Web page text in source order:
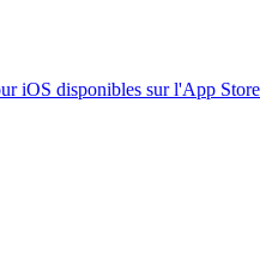
iOS disponibles sur l'App Store